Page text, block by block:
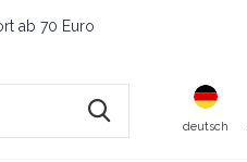
deutsch
ab 70 Euro